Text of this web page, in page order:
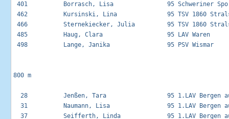
401          Borrasch, Lisa               95
462          Kursinski, Lina              95 TSV
466          Sternekiecker, Julia         95 TSV
485          Haug, Clara                  95
498          Lange, Janika                95
800 m
28          Jenßen, Tara                 95 1.LAV
31          Naumann, Lisa                95 1.LAV
37          Seifferth, Linda             95 1.LAV